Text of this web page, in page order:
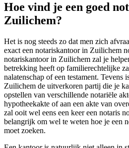
Hoe vind je een goed
Zuilichem?
Het is nog steeds zo dat men zich
exact een notariskantoor in Zuilichem
notariskantoor in Zuilichem zal je
betrekking heeft op familierechtelijke
nalatenschap of een testament. Tevens
Zuilichem de uitverkoren partij die je
opstellen van verschillende notariële
hypotheekakte of aan een akte van
zal ooit wel eens een keer een notaris
belangrijk om wel te weten hoe je een
moet zoeken.